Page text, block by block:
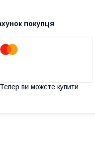
покупця
Тепер ви можете купити